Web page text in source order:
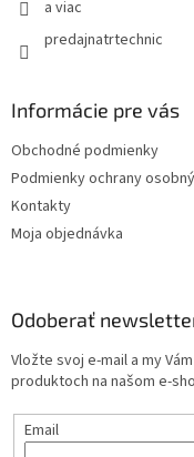
a viac
predajnatrtechnic
Informácie pre vás
Obchodné podmienky
Podmienky ochrany
Kontakty
Moja objednávka
Odoberať
Vložte svoj e-mail a my
produktoch na našom e-
Email